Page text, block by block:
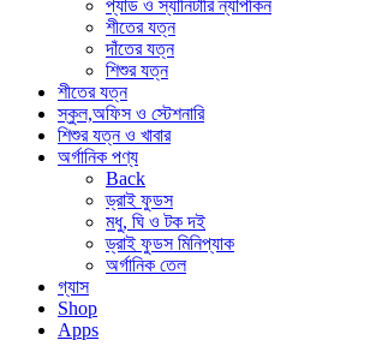
প্যাড ও স্যানিটারি ন্যাপকিন
শীতের যত্ন
দাঁতের যত্ন
শিশুর যত্ন
শীতের যত্ন
স্কুল,অফিস ও স্টেশনারি
শিশুর যত্ন ও খাবার
অর্গানিক পণ্য
Back
ড্রাই ফুডস
মধু, ঘি ও টক দই
ড্রাই ফুডস মিনিপ্যাক
অর্গানিক তেল
গ্যাস
Shop
Apps